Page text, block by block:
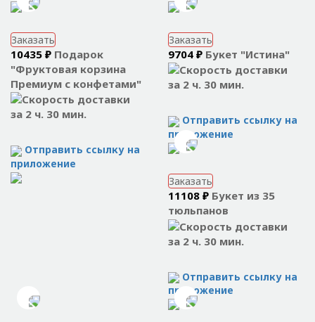
Заказать
10435 ₽ Подарок
"Фруктовая корзина
Премиум с конфетами"
за 2 ч. 30 мин.
Отправить ссылку на
приложение
Заказать
9704 ₽ Букет "Истина"
за 2 ч. 30 мин.
Отправить ссылку на
приложение
Заказать
11108 ₽ Букет из 35
тюльпанов
за 2 ч. 30 мин.
Отправить ссылку на
приложение